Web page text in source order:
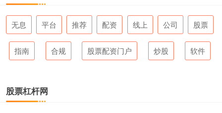
无息 平台 推荐 配资 线上 公司 股票
指南 合规 股票配资门户 炒股 软件
股票杠杆网